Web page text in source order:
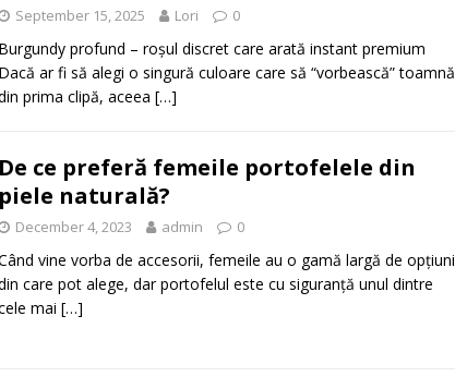
September 15, 2025 Lori 0
Burgundy profund – roșul discret care arată instant premium
Dacă ar fi să alegi o singură culoare care să “vorbească” toamnă
prima clipă, aceea […]
De ce preferă femeile portofelele din
piele naturală?
December 4, 2023 admin 0
vine vorba de accesorii, femeile au o gamă largă de opțiuni
care pot alege, dar portofelul este cu siguranță unul dintre
mai […]